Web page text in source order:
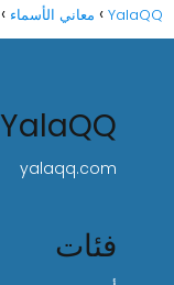
YalaQQ معاني الأسماء
YalaQQ
yalaqq.com
فئات